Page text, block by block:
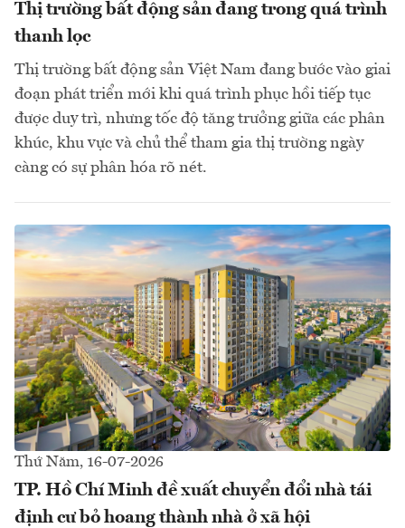
Thị trường bất động sản đang trong quá trình
thanh lọc
Thị trường bất động sản Việt Nam đang bước vào giai
đoạn phát triển mới khi quá trình phục hồi tiếp tục
được duy trì, nhưng tốc độ tăng trưởng giữa các phân
khúc, khu vực và chủ thể tham gia thị trường ngày
càng có sự phân hóa rõ nét.
Thứ Năm, 16-07-2026
TP. Hồ Chí Minh đề xuất chuyển đổi nhà tái
định cư bỏ hoang thành nhà ở xã hội